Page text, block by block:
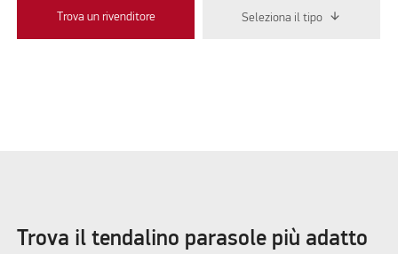
Trova un rivenditore Seleziona il tipo
Trova il tendalino parasole più adatto